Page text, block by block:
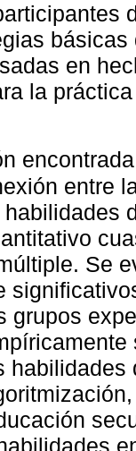
en
la
entre
Se
grupos